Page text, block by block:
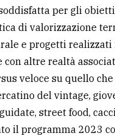
per gli
di valorizzazione
e progetti realizzati
con altre realtà
veloce su quello
del vintage,
street food,
il programma 2023